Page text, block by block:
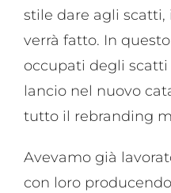
stile dare agli scatti,
verrà fatto. In
occupati degli scatti
lancio nel nuovo
tutto il rebranding
Avevamo già
con loro